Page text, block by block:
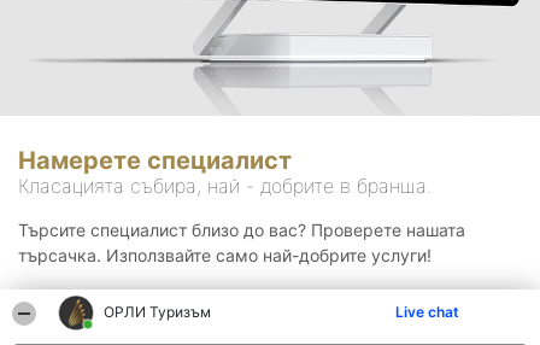
ОРЛИ Туризъм Live chat
Намерете специалист
Класацията събира, най - добрите в бранша.
Търсите специалист близо до вас? Проверете нашата
търсачка. Използвайте само най-добрите услуги!